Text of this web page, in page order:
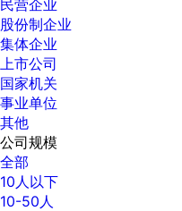
民营企业
股份制企业
集体企业
上市公司
国家机关
事业单位
其他
公司规模
全部
10人以下
10-50人